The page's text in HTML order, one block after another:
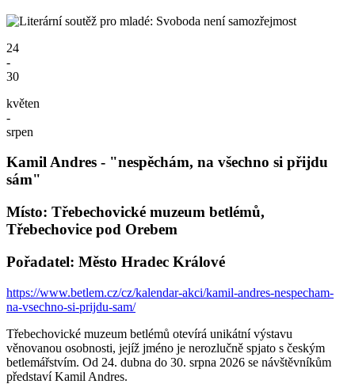
24
-
30
květen
-
srpen
Kamil Andres - "nespěchám, na všechno si přijdu
sám"
Místo: Třebechovické muzeum betlémů,
Třebechovice pod Orebem
Pořadatel: Město Hradec Králové
https://www.betlem.cz/cz/kalendar-akci/kamil-andres-nespecham-
na-vsechno-si-prijdu-sam/
Třebechovické muzeum betlémů otevírá unikátní výstavu
věnovanou osobnosti, jejíž jméno je nerozlučně spjato s českým
betlemářstvím. Od 24. dubna do 30. srpna 2026 se návštěvníkům
představí Kamil Andres.